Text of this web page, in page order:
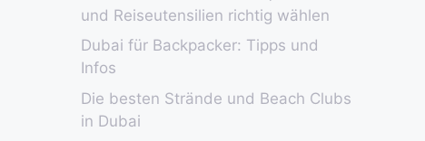
und Reiseutensilien richtig wählen
Dubai für Backpacker: Tipps und
Infos
Die besten Strände und Beach Clubs
in Dubai